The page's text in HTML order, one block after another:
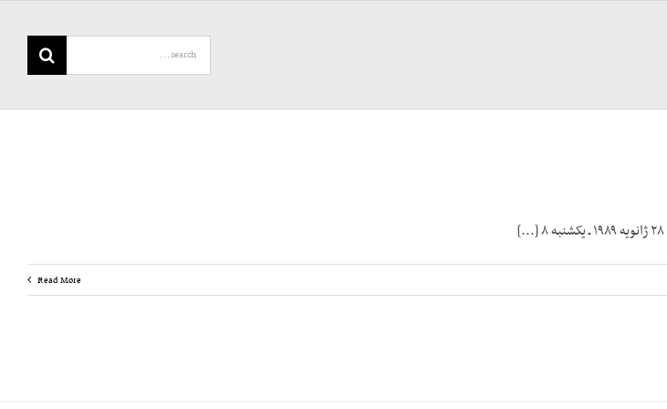
Search
for:
Read More